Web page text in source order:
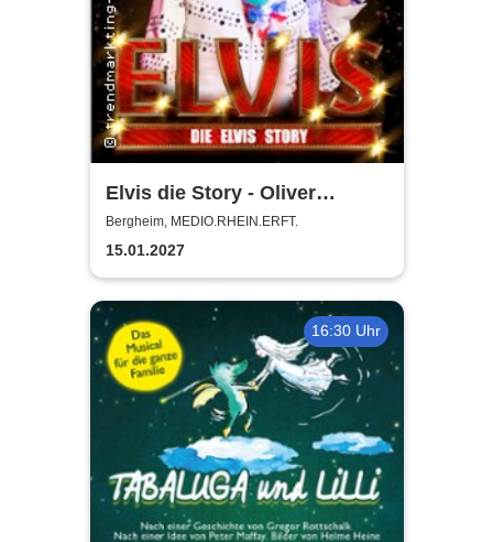
Elvis die Story - Oliver
Steinhoff + Band
Bergheim, MEDIO.RHEIN.ERFT.
15.01.2027
16:30 Uhr